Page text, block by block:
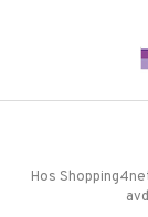
Hos